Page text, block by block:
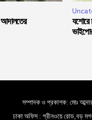
আদালতের
যশোরে
সম্পাদক ও প্রকাশক: মোঃ
ঢাকা অফিস : গ্রীনওয়ে রোড,বড়